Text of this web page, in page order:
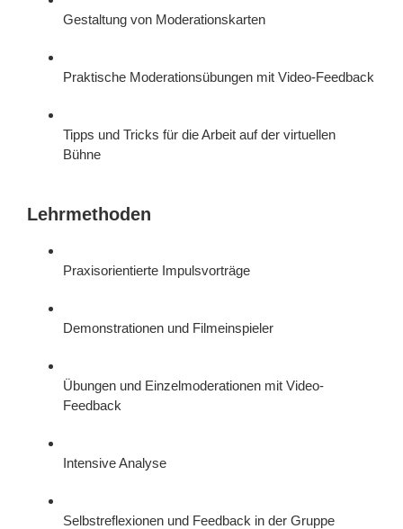
Gestaltung von Moderationskarten
Praktische Moderationsübungen mit Video-Feedback
Tipps und Tricks für die Arbeit auf der virtuellen
Bühne
Lehrmethoden
Praxisorientierte Impulsvorträge
Demonstrationen und Filmeinspieler
Übungen und Einzelmoderationen mit Video-
Feedback
Intensive Analyse
Selbstreflexionen und Feedback in der Gruppe